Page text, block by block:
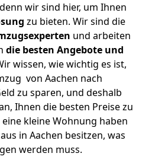
wir sind hier, um Ihnen
zu bieten. Wir sind die
und arbeiten
die besten Angebote und
wissen, wie wichtig es ist,
von Aachen nach
zu sparen, und deshalb
Ihnen die besten Preise zu
kleine Wohnung haben
in Aachen besitzen, was
werden muss.